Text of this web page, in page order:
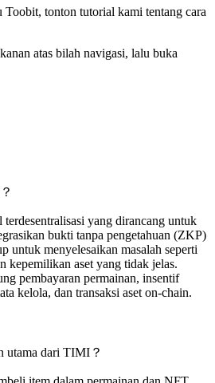
Toobit, tonton tutorial kami tentang cara
atas bilah navigasi, lalu buka
yang dirancang untuk
bukti tanpa pengetahuan (ZKP)
untuk menyelesaikan masalah seperti
kepemilikan aset yang tidak jelas.
pembayaran permainan, insentif
kelola, dan transaksi aset on-chain.
utama dari TIMI？